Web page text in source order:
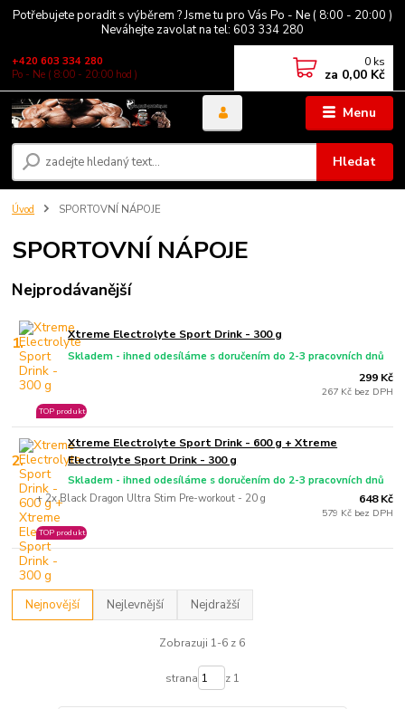
Potřebujete poradit s výběrem ? Jsme tu pro Vás Po - Ne ( 8:00 - 20:00 )
Neváhejte zavolat na tel: 603 334 280
Menu
Hledat
+420 603 334 280
Po - Ne ( 8:00 - 20:00 hod )
0 ks
za 0,00 Kč
Úvod SPORTOVNÍ NÁPOJE
SPORTOVNÍ NÁPOJE
Nejprodávanější
1. Xtreme Electrolyte Sport Drink - 300 g
Skladem - ihned odesíláme s doručením do 2-3 pracovních dnů
TOP produkt
299 Kč
267 Kč bez DPH
2.
Xtreme Electrolyte Sport Drink - 600 g + Xtreme
Electrolyte Sport Drink - 300 g
+ 2x Black Dragon Ultra Stim Pre-workout - 20 g
Skladem - ihned odesíláme s doručením do 2-3 pracovních dnů
TOP produkt
648 Kč
579 Kč bez DPH
Nejnovější Nejlevnější Nejdražší
Zobrazuji 1-6 z 6
strana z 1